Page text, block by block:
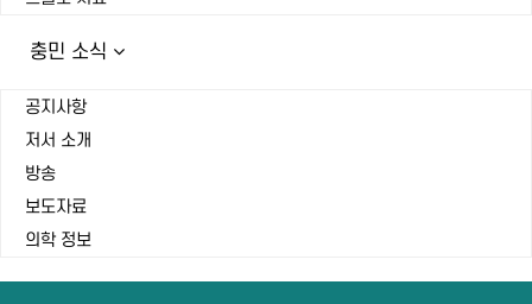
충민 소식
공지사항
저서 소개
방송
보도자료
의학 정보